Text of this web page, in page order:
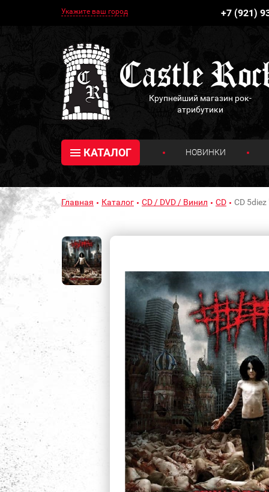
Укажите ваш город +7 (921)
Крупнейший магазин рок-
атрибутики
КАТАЛОГ НОВИНКИ
Главная Каталог CD / DVD / Винил CD CD